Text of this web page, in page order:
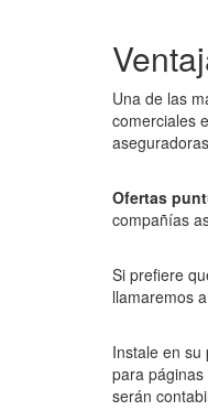
Una de las
comerciales
Ofertas
compañías
Si prefiere
llamaremos
Instale en su
para
serán